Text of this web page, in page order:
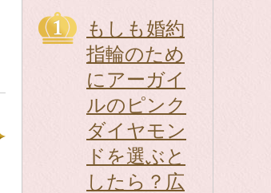
もしも婚約
指輪のため
にアーガイ
ルのピンク
ダイヤモン
ドを選ぶと
したら？広